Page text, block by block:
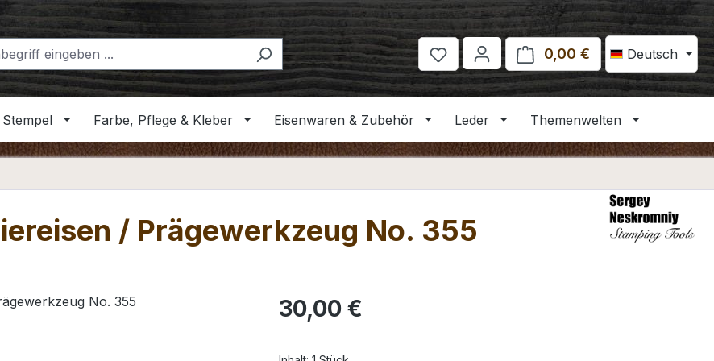
Deutsch
0,00 € Warenkorb
Farbe, Pflege & Kleber Eisenwaren & Zubehör Leder Themenwelten
/ Prägewerkzeug No. 355
Regulärer Preis:
30,00 €